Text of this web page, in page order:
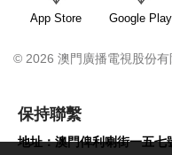
App Store Google Play
© 2026 澳門廣播電視股份
保持聯繫
地址：澳門俾利喇街一五